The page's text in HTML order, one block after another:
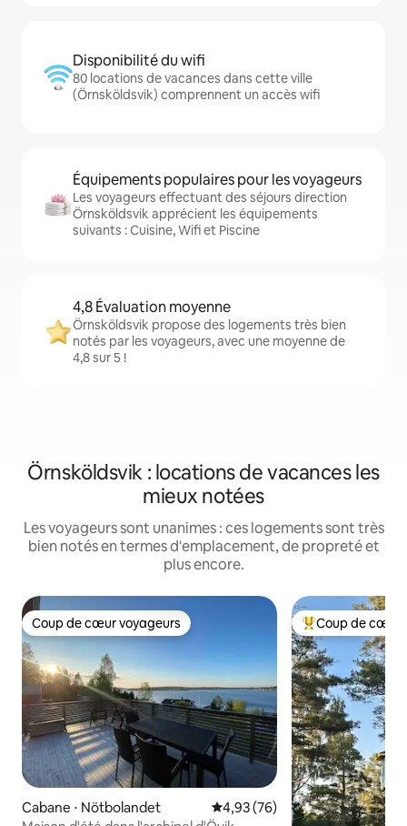
Disponibilité du wifi
80 locations de vacances dans cette ville
(Örnsköldsvik) comprennent un accès wifi
Équipements populaires pour les voyageurs
Les voyageurs effectuant des séjours direction
Örnsköldsvik apprécient les équipements
suivants : Cuisine, Wifi et Piscine
4,8 Évaluation moyenne
Örnsköldsvik propose des logements très bien
notés par les voyageurs, avec une moyenne de
4,8 sur 5 !
Örnsköldsvik : locations de vacances les
mieux notées
Les voyageurs sont unanimes : ces logements sont très
bien notés en termes d'emplacement, de propreté et
plus encore.
Coup de cœur voyageurs
Coup de cœur voyageurs
Cabane ⋅ Nötbolandet Évaluation moyenne sur la
4,93 (76)
Coups de cœur
Coup de cœur